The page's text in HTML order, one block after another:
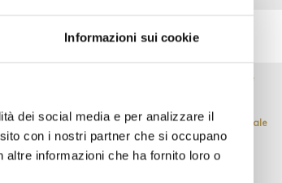
Informazioni sui cookie
dei social media e per analizzare il
con i nostri partner che si occupano
informazioni che ha fornito loro o
trovati:52
d
€ 69.000
Mq. 45
Vendite
Commerciale